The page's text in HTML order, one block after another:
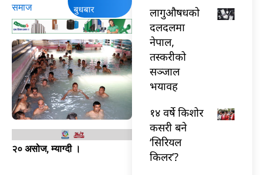
समाज
बुधबार
२० असोज, म्याग्दी ।
लागुऔषधको
दलदलमा
नेपाल,
तस्करीको
सञ्जाल
भयावह
१४ वर्षे किशोर
कसरी बने
‘सिरियल
किलर’?